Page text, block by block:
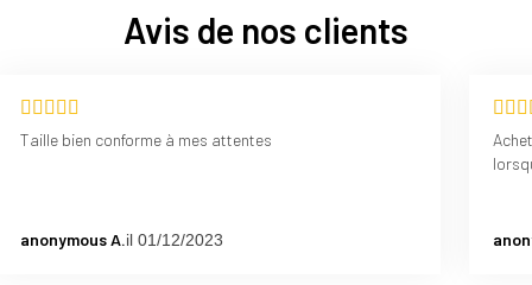
Avis de nos clients
Taille bien conforme à mes attentes
anonymous A.il 01/12/2023